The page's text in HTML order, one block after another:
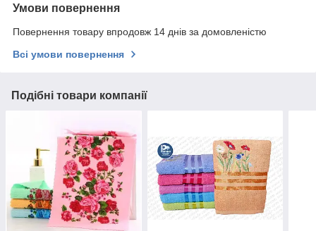
Умови повернення
Повернення товару впродовж 14 днів за домовленістю
Всі умови повернення
Подібні товари компанії